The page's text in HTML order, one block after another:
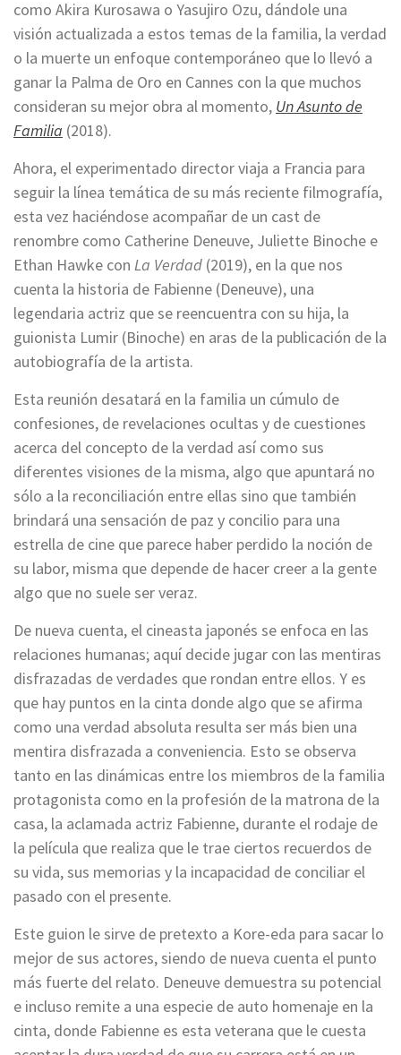
como Akira Kurosawa o Yasujiro Ozu, dándole una
visión actualizada a estos temas de la familia, la verdad
o la muerte un enfoque contemporáneo que lo llevó a
ganar la Palma de Oro en Cannes con la que muchos
consideran su mejor obra al momento, Un Asunto de
Familia (2018).
Ahora, el experimentado director viaja a Francia para
seguir la línea temática de su más reciente filmografía,
esta vez haciéndose acompañar de un cast de
renombre como Catherine Deneuve, Juliette Binoche e
Ethan Hawke con La Verdad (2019), en la que nos
cuenta la historia de Fabienne (Deneuve), una
legendaria actriz que se reencuentra con su hija, la
guionista Lumir (Binoche) en aras de la publicación de la
autobiografía de la artista.
Esta reunión desatará en la familia un cúmulo de
confesiones, de revelaciones ocultas y de cuestiones
acerca del concepto de la verdad así como sus
diferentes visiones de la misma, algo que apuntará no
sólo a la reconciliación entre ellas sino que también
brindará una sensación de paz y concilio para una
estrella de cine que parece haber perdido la noción de
su labor, misma que depende de hacer creer a la gente
algo que no suele ser veraz.
De nueva cuenta, el cineasta japonés se enfoca en las
relaciones humanas; aquí decide jugar con las mentiras
disfrazadas de verdades que rondan entre ellos. Y es
que hay puntos en la cinta donde algo que se afirma
como una verdad absoluta resulta ser más bien una
mentira disfrazada a conveniencia. Esto se observa
tanto en las dinámicas entre los miembros de la familia
protagonista como en la profesión de la matrona de la
casa, la aclamada actriz Fabienne, durante el rodaje de
la película que realiza que le trae ciertos recuerdos de
su vida, sus memorias y la incapacidad de conciliar el
pasado con el presente.
Este guion le sirve de pretexto a Kore-eda para sacar lo
mejor de sus actores, siendo de nueva cuenta el punto
más fuerte del relato. Deneuve demuestra su potencial
e incluso remite a una especie de auto homenaje en la
cinta, donde Fabienne es esta veterana que le cuesta